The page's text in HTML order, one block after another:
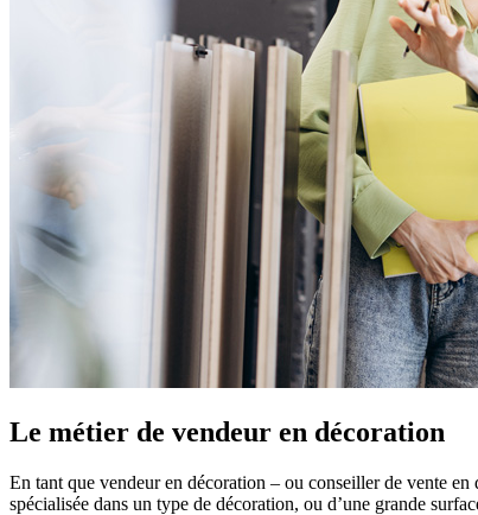
Le métier de vendeur en décoration
En tant que vendeur en décoration – ou conseiller de vente en
spécialisée dans un type de décoration, ou d’une grande